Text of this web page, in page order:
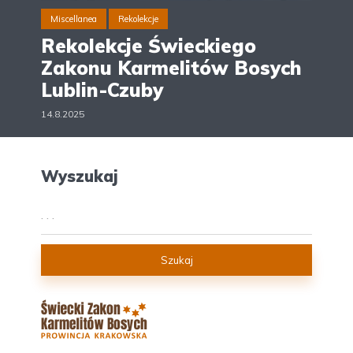
Miscellanea Rekolekcje
Rekolekcje Świeckiego
Zakonu Karmelitów Bosych
Lublin-Czuby
14.8.2025
Wyszukaj
Szukaj